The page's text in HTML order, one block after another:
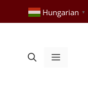
Hungarian ▼
Menü